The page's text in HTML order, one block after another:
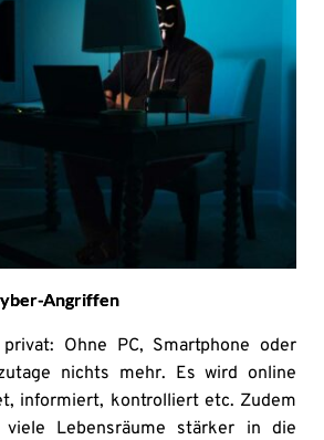
Angriffen
Ohne PC, Smartphone oder
nichts mehr. Es wird online
informiert, kontrolliert etc. Zudem
viele Lebensräume stärker in die